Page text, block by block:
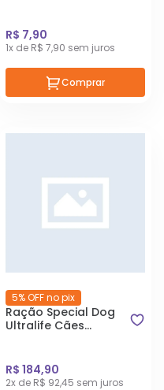
R$ 7,90
1x de R$ 7,90 sem juros
Comprar
5% OFF no pix
Ração Special Dog
Ultralife Cães
Kg
R$ 184,90
2x de R$ 92,45 sem juros